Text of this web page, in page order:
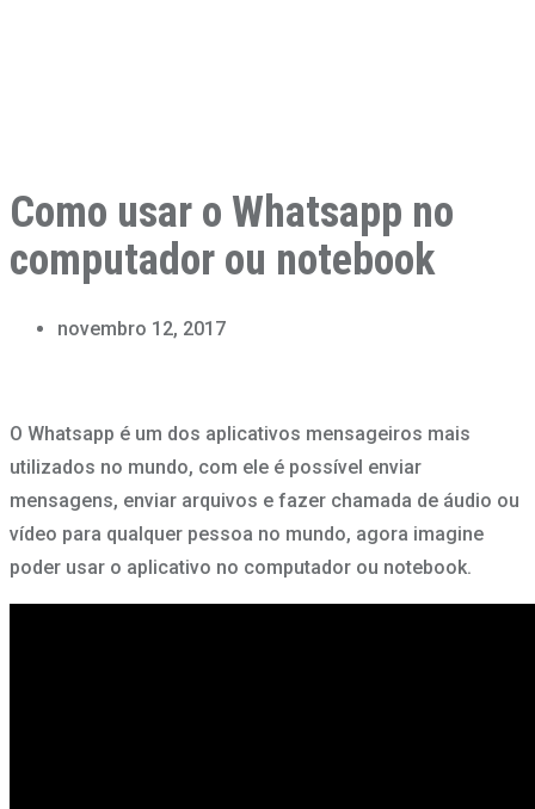
Como usar o Whatsapp no
computador ou notebook
novembro 12, 2017
O Whatsapp é um dos aplicativos mensageiros mais
utilizados no mundo, com ele é possível enviar
mensagens, enviar arquivos e fazer chamada de áudio ou
vídeo para qualquer pessoa no mundo, agora imagine
poder usar o aplicativo no computador ou notebook.